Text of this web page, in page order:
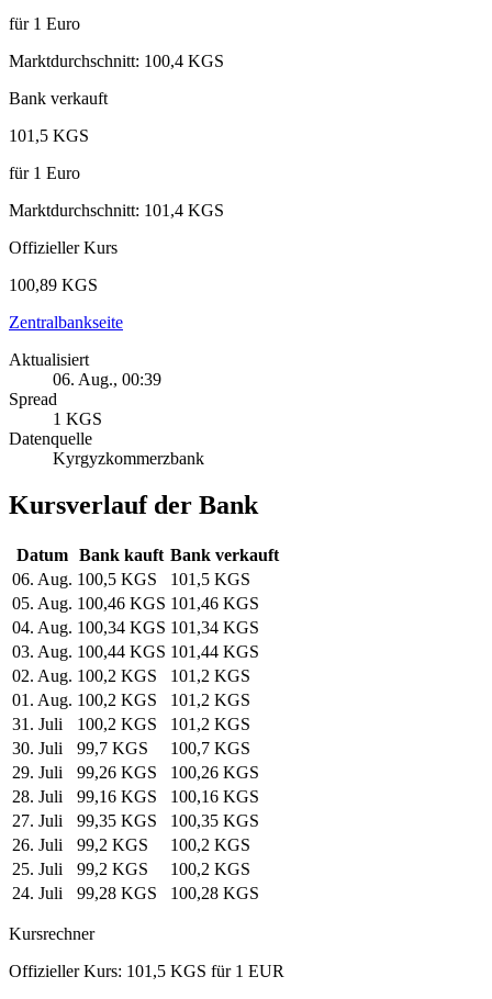
für1 Euro
Marktdurchschnitt: 100,4 KGS
Bank verkauft
101,5 KGS
für1 Euro
Marktdurchschnitt: 101,4 KGS
Offizieller Kurs
100,89 KGS
Zentralbankseite
Aktualisiert
06. Aug., 00:39
Spread
1 KGS
Datenquelle
Kyrgyzkommerzbank
Kursverlauf der Bank
Datum Bank kauft Bank verkauft
06. Aug. 100,5 KGS
101,5 KGS
05. Aug. 100,46 KGS 101,46 KGS
04. Aug. 100,34 KGS 101,34 KGS
03. Aug. 100,44 KGS 101,44 KGS
02. Aug. 100,2 KGS
101,2 KGS
01. Aug. 100,2 KGS
101,2 KGS
31. Juli
100,2 KGS
101,2 KGS
30. Juli
99,7 KGS
100,7 KGS
29. Juli
99,26 KGS
100,26 KGS
28. Juli
99,16 KGS
100,16 KGS
27. Juli
99,35 KGS
100,35 KGS
26. Juli
99,2 KGS
100,2 KGS
25. Juli
99,2 KGS
100,2 KGS
24. Juli
99,28 KGS 100,28 KGS
Kursrechner
Offizieller Kurs: 101,5 KGS für 1 EUR